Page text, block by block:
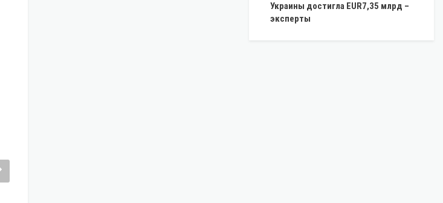
Украины достигла EUR7,35 млрд –
эксперты